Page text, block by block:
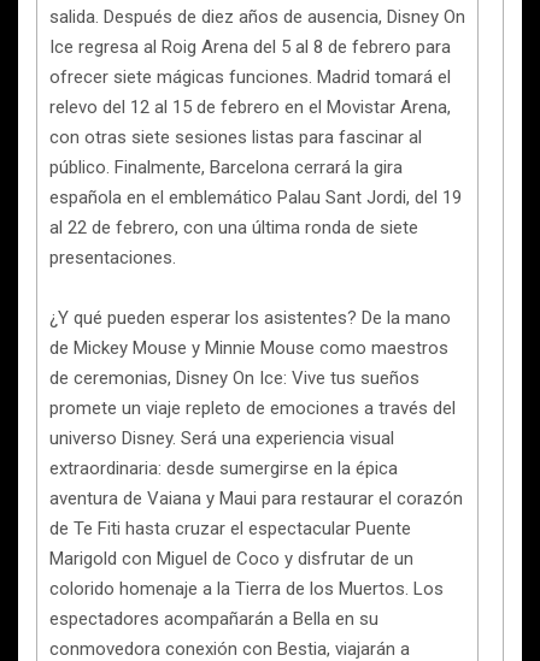
salida. Después de diez años de ausencia, Disney On
Ice regresa al Roig Arena del 5 al 8 de febrero para
ofrecer siete mágicas funciones. Madrid tomará el
relevo del 12 al 15 de febrero en el Movistar Arena,
con otras siete sesiones listas para fascinar al
público. Finalmente, Barcelona cerrará la gira
española en el emblemático Palau Sant Jordi, del 19
al 22 de febrero, con una última ronda de siete
presentaciones.
¿Y qué pueden esperar los asistentes? De la mano
de Mickey Mouse y Minnie Mouse como maestros
de ceremonias, Disney On Ice: Vive tus sueños
promete un viaje repleto de emociones a través del
universo Disney. Será una experiencia visual
extraordinaria: desde sumergirse en la épica
aventura de Vaiana y Maui para restaurar el corazón
de Te Fiti hasta cruzar el espectacular Puente
Marigold con Miguel de Coco y disfrutar de un
colorido homenaje a la Tierra de los Muertos. Los
espectadores acompañarán a Bella en su
conmovedora conexión con Bestia, viajarán a